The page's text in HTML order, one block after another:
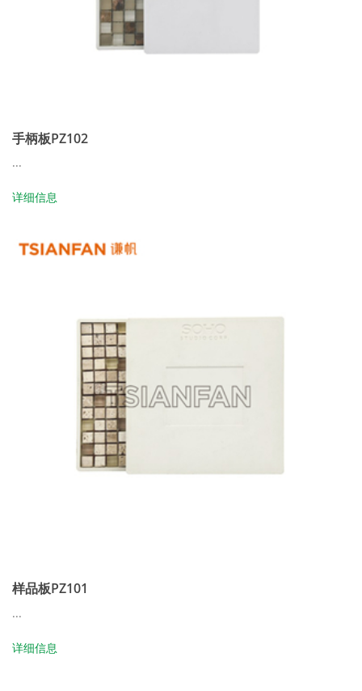
手柄板PZ102
...
详细信息
样品板PZ101
...
详细信息